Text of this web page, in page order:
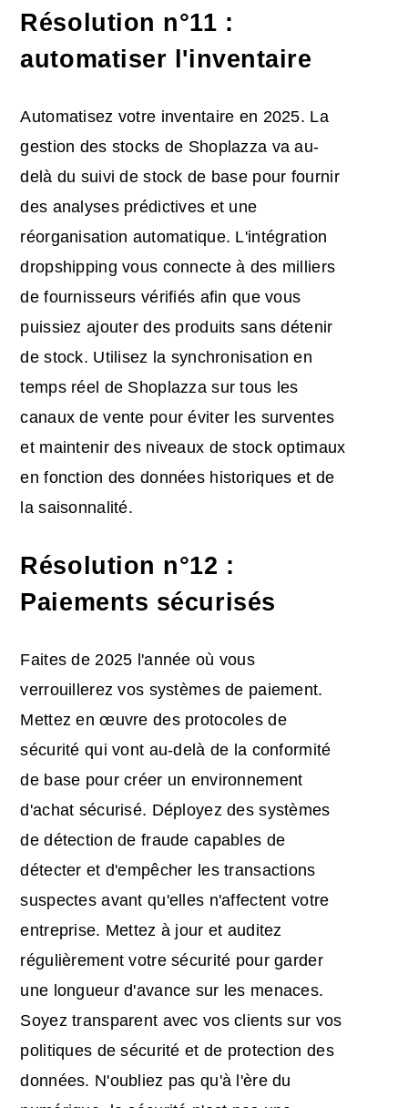
Résolution n°11 :
automatiser l'inventaire
Automatisez votre inventaire en 2025. La
gestion des stocks de Shoplazza va au-
delà du suivi de stock de base pour fournir
des analyses prédictives et une
réorganisation automatique. L'intégration
dropshipping vous connecte à des milliers
de fournisseurs vérifiés afin que vous
puissiez ajouter des produits sans détenir
de stock. Utilisez la synchronisation en
temps réel de Shoplazza sur tous les
canaux de vente pour éviter les surventes
et maintenir des niveaux de stock optimaux
en fonction des données historiques et de
la saisonnalité.
Résolution n°12 :
Paiements sécurisés
Faites de 2025 l'année où vous
verrouillerez vos systèmes de paiement.
Mettez en œuvre des protocoles de
sécurité qui vont au-delà de la conformité
de base pour créer un environnement
d'achat sécurisé. Déployez des systèmes
de détection de fraude capables de
détecter et d'empêcher les transactions
suspectes avant qu'elles n'affectent votre
entreprise. Mettez à jour et auditez
régulièrement votre sécurité pour garder
une longueur d'avance sur les menaces.
Soyez transparent avec vos clients sur vos
politiques de sécurité et de protection des
données. N'oubliez pas qu'à l'ère du